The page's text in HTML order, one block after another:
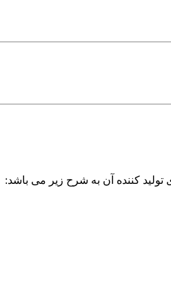
تولید کننده آن به شرح زیر می باشد: